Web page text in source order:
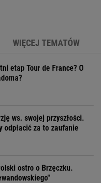
WIĘCEJ TEMATÓW
etap Tour de France? O
ws. swojej przyszłości.
odpłacić za to zaufanie
ostro o Brzęczku.